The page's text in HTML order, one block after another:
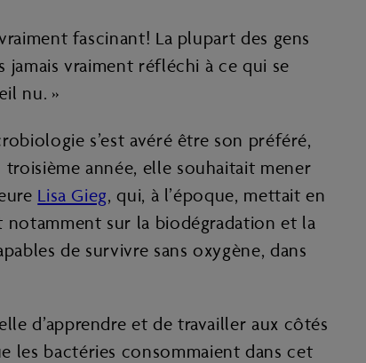
fascinant! La plupart des gens
jamais vraiment réfléchi à ce qui se
nu. »
s’est avéré être son préféré,
troisième année, elle souhaitait mener
Lisa Gieg, qui, à l’époque, mettait en
notamment sur la biodégradation et la
de survivre sans oxygène, dans
d’apprendre et de travailler aux côtés
les bactéries consommaient dans cet